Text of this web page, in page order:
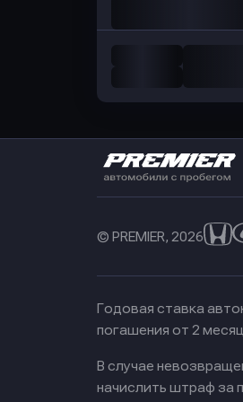
© PREMIER, 2026
Годовая ставка
погашения от 2
В случае
начислить штраф за